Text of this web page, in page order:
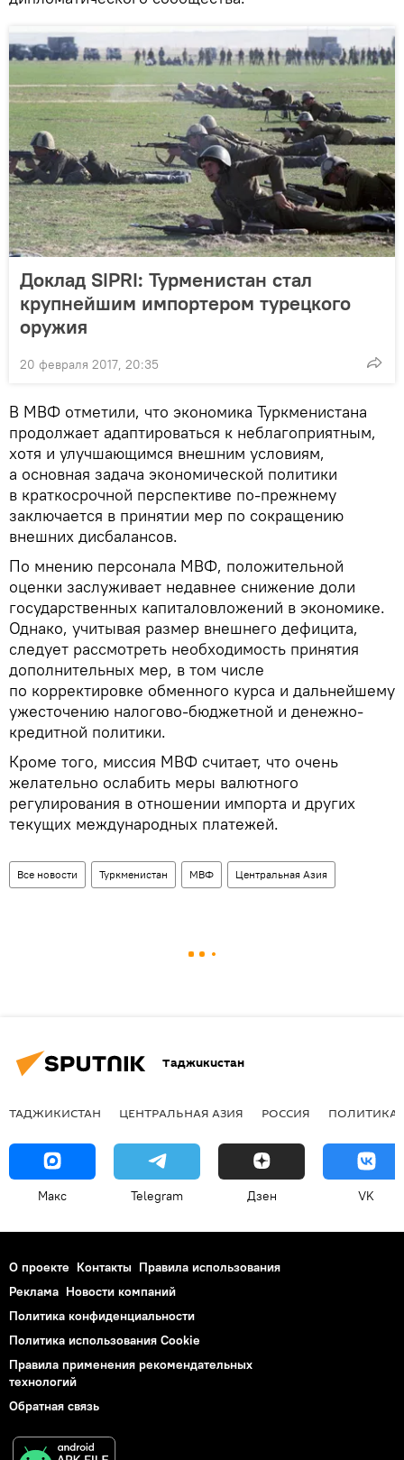
Доклад SIPRI: Турменистан стал
крупнейшим импортером турецкого
оружия
20 февраля 2017, 20:35
В МВФ отметили, что экономика Туркменистана
продолжает адаптироваться к неблагоприятным,
хотя и улучшающимся внешним условиям,
а основная задача экономической политики
в краткосрочной перспективе по-прежнему
заключается в принятии мер по сокращению
внешних дисбалансов.
По мнению персонала МВФ, положительной
оценки заслуживает недавнее снижение доли
государственных капиталовложений в экономике.
Однако, учитывая размер внешнего дефицита,
следует рассмотреть необходимость принятия
дополнительных мер, в том числе
по корректировке обменного курса и дальнейшему
ужесточению налогово-бюджетной и денежно-
кредитной политики.
Кроме того, миссия МВФ считает, что очень
желательно ослабить меры валютного
регулирования в отношении импорта и других
текущих международных платежей.
Все новости Туркменистан МВФ Центральная Азия
Таджикистан
ТАДЖИКИСТАН ЦЕНТРАЛЬНАЯ АЗИЯ РОССИЯ ПОЛИТИКА
Макс Telegram Дзен VK
О проекте Контакты Правила использования
Реклама Новости компаний
Политика конфиденциальности
Политика использования Cookie
Правила применения рекомендательных
технологий
Обратная связь